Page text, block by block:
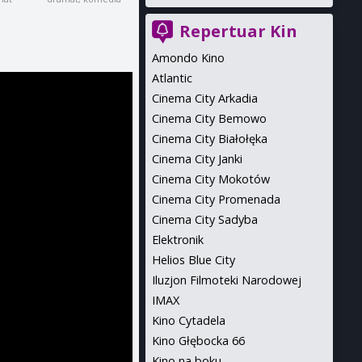
Repertuar Kin
Amondo Kino
Atlantic
Cinema City Arkadia
Cinema City Bemowo
Cinema City Białołęka
Cinema City Janki
Cinema City Mokotów
Cinema City Promenada
Cinema City Sadyba
Elektronik
Helios Blue City
Iluzjon Filmoteki Narodowej
IMAX
Kino Cytadela
Kino Głębocka 66